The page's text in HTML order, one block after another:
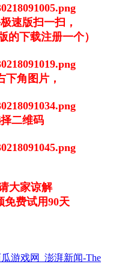
扫一扫，
载注册一个）
图片，
维码
大家谅解
费试用90天
游戏网_澎湃新闻-The